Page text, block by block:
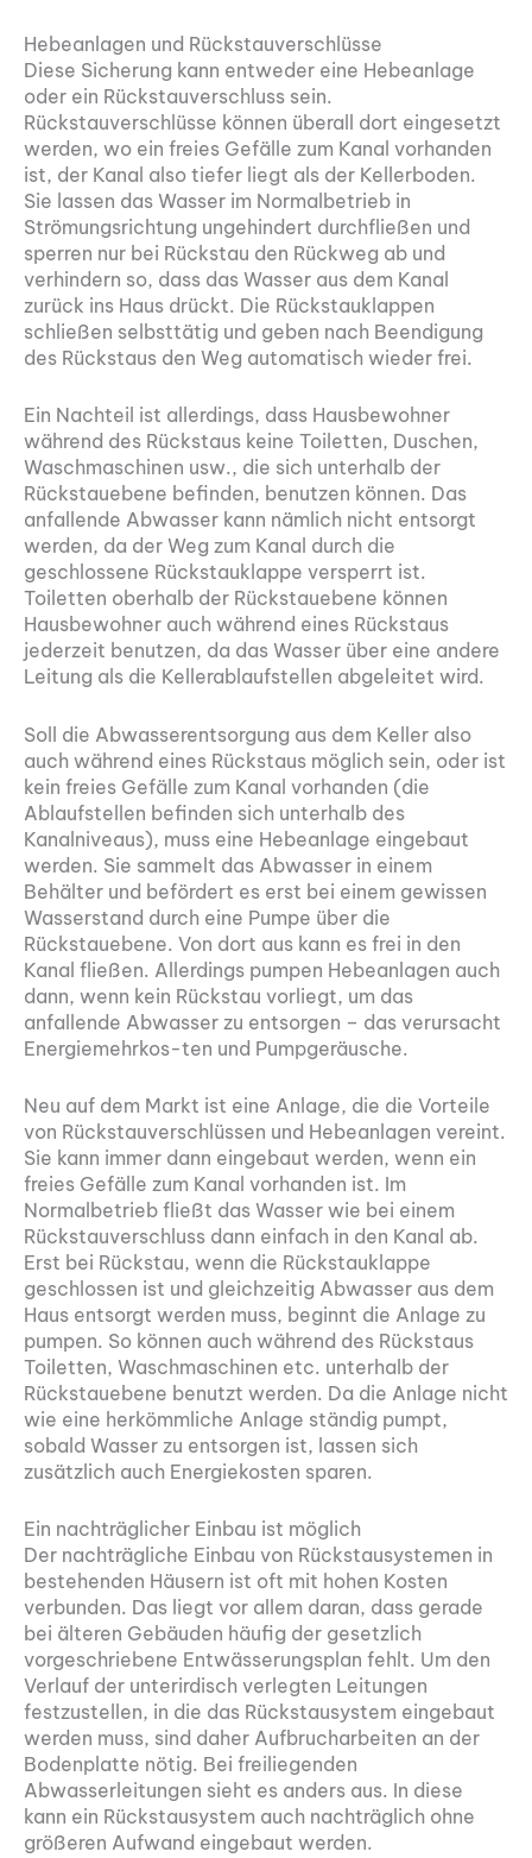
Hebeanlagen und Rückstauverschlüsse
Diese Sicherung kann entweder eine Hebeanlage
oder ein Rückstauverschluss sein.
Rückstauverschlüsse können überall dort eingesetzt
werden, wo ein freies Gefälle zum Kanal vorhanden
ist, der Kanal also tiefer liegt als der Kellerboden.
Sie lassen das Wasser im Normalbetrieb in
Strömungsrichtung ungehindert durchfließen und
sperren nur bei Rückstau den Rückweg ab und
verhindern so, dass das Wasser aus dem Kanal
zurück ins Haus drückt. Die Rückstauklappen
schließen selbsttätig und geben nach Beendigung
des Rückstaus den Weg automatisch wieder frei.
Ein Nachteil ist allerdings, dass Hausbewohner
während des Rückstaus keine Toiletten, Duschen,
Waschmaschinen usw., die sich unterhalb der
Rückstauebene befinden, benutzen können. Das
anfallende Abwasser kann nämlich nicht entsorgt
werden, da der Weg zum Kanal durch die
geschlossene Rückstauklappe versperrt ist.
Toiletten oberhalb der Rückstauebene können
Hausbewohner auch während eines Rückstaus
jederzeit benutzen, da das Wasser über eine andere
Leitung als die Kellerablaufstellen abgeleitet wird.
Soll die Abwasserentsorgung aus dem Keller also
auch während eines Rückstaus möglich sein, oder ist
kein freies Gefälle zum Kanal vorhanden (die
Ablaufstellen befinden sich unterhalb des
Kanalniveaus), muss eine Hebeanlage eingebaut
werden. Sie sammelt das Abwasser in einem
Behälter und befördert es erst bei einem gewissen
Wasserstand durch eine Pumpe über die
Rückstauebene. Von dort aus kann es frei in den
Kanal fließen. Allerdings pumpen Hebeanlagen auch
dann, wenn kein Rückstau vorliegt, um das
anfallende Abwasser zu entsorgen – das verursacht
Energiemehrkos-ten und Pumpgeräusche.
Neu auf dem Markt ist eine Anlage, die die Vorteile
von Rückstauverschlüssen und Hebeanlagen vereint.
Sie kann immer dann eingebaut werden, wenn ein
freies Gefälle zum Kanal vorhanden ist. Im
Normalbetrieb fließt das Wasser wie bei einem
Rückstauverschluss dann einfach in den Kanal ab.
Erst bei Rückstau, wenn die Rückstauklappe
geschlossen ist und gleichzeitig Abwasser aus dem
Haus entsorgt werden muss, beginnt die Anlage zu
pumpen. So können auch während des Rückstaus
Toiletten, Waschmaschinen etc. unterhalb der
Rückstauebene benutzt werden. Da die Anlage nicht
wie eine herkömmliche Anlage ständig pumpt,
sobald Wasser zu entsorgen ist, lassen sich
zusätzlich auch Energiekosten sparen.
Ein nachträglicher Einbau ist möglich
Der nachträgliche Einbau von Rückstausystemen in
bestehenden Häusern ist oft mit hohen Kosten
verbunden. Das liegt vor allem daran, dass gerade
bei älteren Gebäuden häufig der gesetzlich
vorgeschriebene Entwässerungsplan fehlt. Um den
Verlauf der unterirdisch verlegten Leitungen
festzustellen, in die das Rückstausystem eingebaut
werden muss, sind daher Aufbrucharbeiten an der
Bodenplatte nötig. Bei freiliegenden
Abwasserleitungen sieht es anders aus. In diese
kann ein Rückstausystem auch nachträglich ohne
größeren Aufwand eingebaut werden.